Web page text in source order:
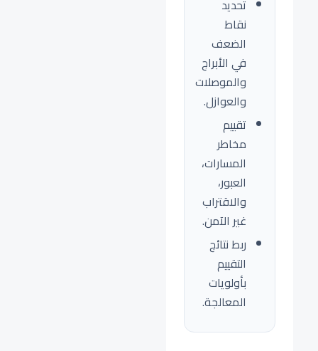
تحديد
نقاط
الضعف
في الأبراج
والموصلات
والعوازل.
تقييم
مخاطر
المسارات،
العبور،
والاقتراب
غير الآمن.
ربط نتائج
التقييم
بأولويات
المعالجة.